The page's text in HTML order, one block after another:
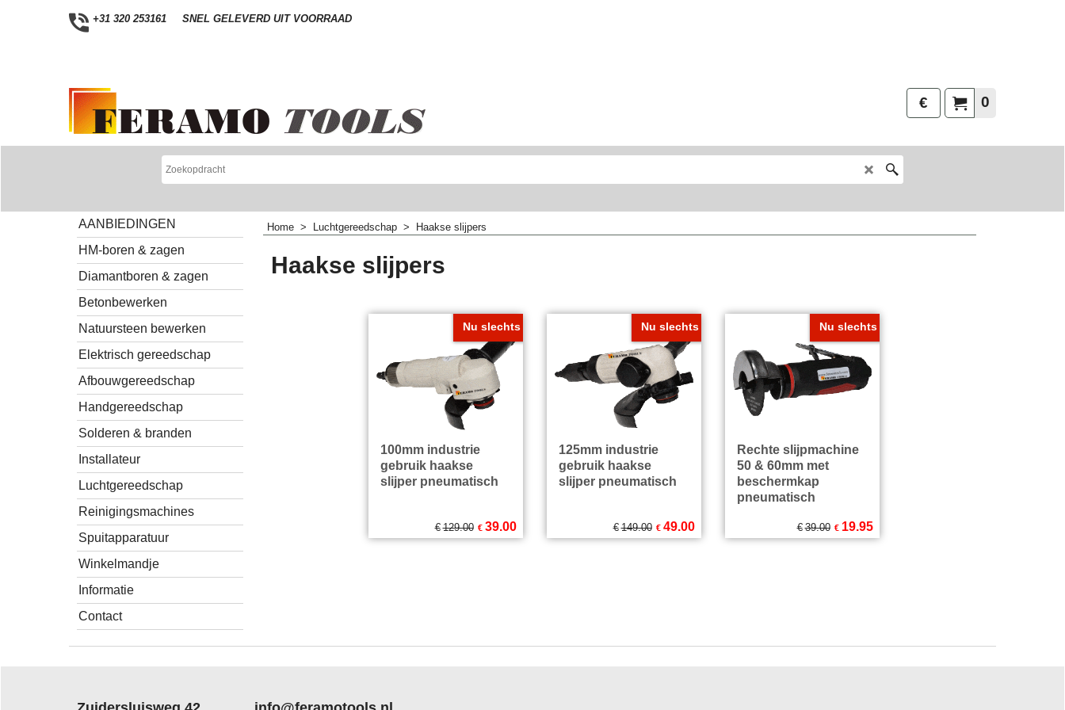
+31 320 253161 SNEL GELEVERD UIT VOORRAAD
0
€
AANBIEDINGEN
HM-boren & zagen
Diamantboren & zagen
Betonbewerken
Natuursteen bewerken
Elektrisch gereedschap
Afbouwgereedschap
Handgereedschap
Solderen & branden
Installateur
Luchtgereedschap
Reinigingsmachines
Spuitapparatuur
Winkelmandje
Informatie
Contact
Home > Luchtgereedschap > Haakse slijpers
Haakse slijpers
Nu slechts
100mm industrie
gebruik haakse
slijper pneumatisch
€ 129.00 € 39.00
Excl.BTW
Nu slechts
125mm industrie
gebruik haakse
slijper pneumatisch
€ 149.00 € 49.00
Excl.BTW
Nu slechts
Rechte slijpmachine
50 & 60mm met
beschermkap
pneumatisch
€ 39.00 € 19.95
Excl.BTW